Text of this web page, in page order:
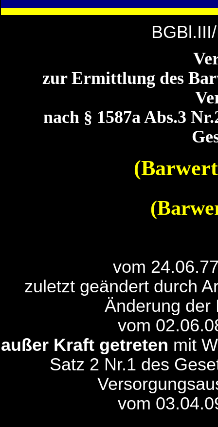
zur Ermittlung des
nach § 1587a Abs.3
vom
zuletzt geändert durch
Änderung der
vom
außer Kraft getreten mit
Satz 2 Nr.1 des
vom